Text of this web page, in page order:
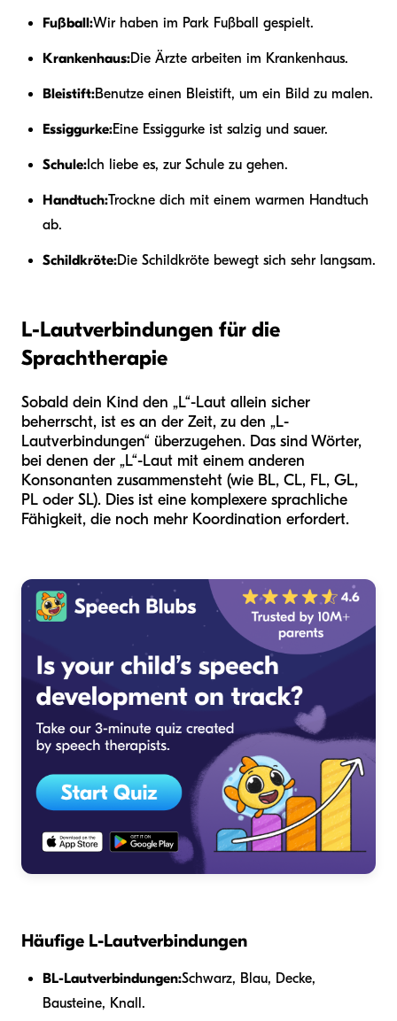
Fußball:Wir haben im Park Fußball gespielt.
Krankenhaus:Die Ärzte arbeiten im Krankenhaus.
Bleistift:Benutze einen Bleistift, um ein Bild zu malen.
Essiggurke:Eine Essiggurke ist salzig und sauer.
Schule: Ich liebe es, zur Schule zu gehen.
Handtuch:Trockne dich mit einem warmen Handtuch
ab.
Schildkröte:Die Schildkröte bewegt sich sehr langsam.
L-Lautverbindungen für die
Sprachtherapie
Sobald dein Kind den „L“-Laut allein sicher
beherrscht, ist es an der Zeit, zu den „L-
Lautverbindungen“ überzugehen. Das sind Wörter,
bei denen der „L“-Laut mit einem anderen
Konsonanten zusammensteht (wie BL, CL, FL, GL,
PL oder SL). Dies ist eine komplexere sprachliche
Fähigkeit, die noch mehr Koordination erfordert.
Häufige L-Lautverbindungen
BL-Lautverbindungen:Schwarz, Blau, Decke,
Bausteine, Knall.